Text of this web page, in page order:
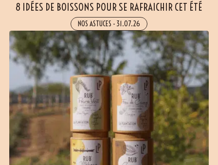
8 IDÉES DE BOISSONS POUR SE RAFRAICHIR CET ÉTÉ
NOS ASTUCES - 31.07.26